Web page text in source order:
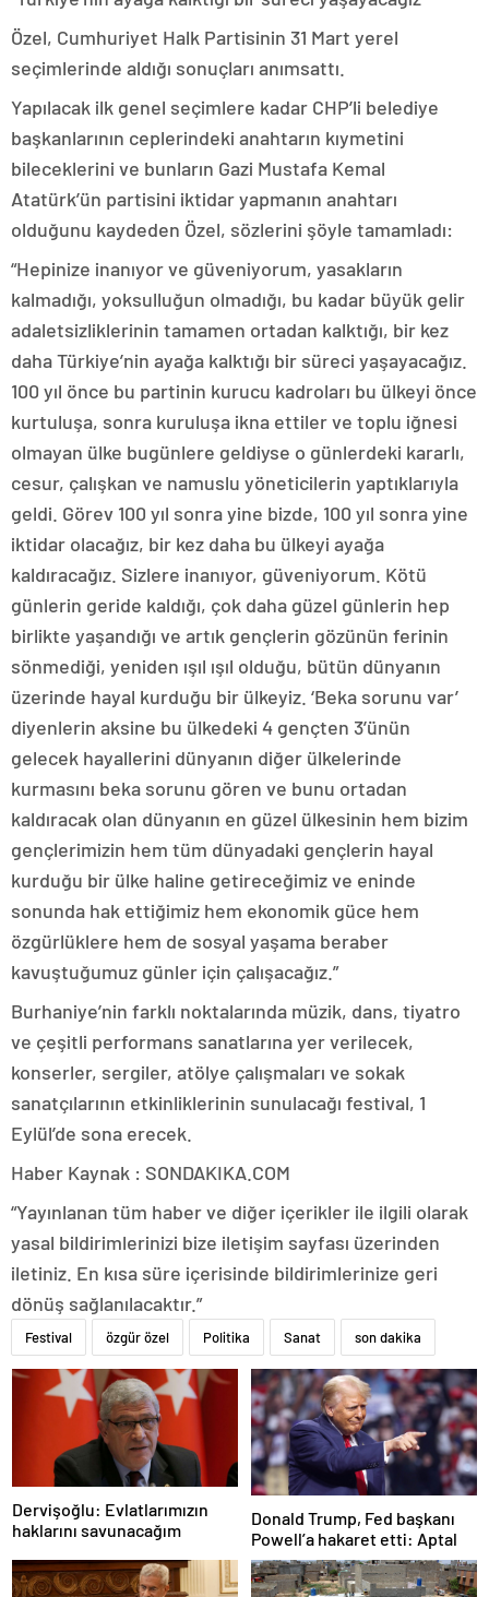
Özel, Cumhuriyet Halk Partisinin 31 Mart yerel
seçimlerinde aldığı sonuçları anımsattı.
Yapılacak ilk genel seçimlere kadar CHP’li belediye
başkanlarının ceplerindeki anahtarın kıymetini
bileceklerini ve bunların Gazi Mustafa Kemal
Atatürk’ün partisini iktidar yapmanın anahtarı
olduğunu kaydeden Özel, sözlerini şöyle tamamladı:
“Hepinize inanıyor ve güveniyorum, yasakların
kalmadığı, yoksulluğun olmadığı, bu kadar büyük gelir
adaletsizliklerinin tamamen ortadan kalktığı, bir kez
daha Türkiye’nin ayağa kalktığı bir süreci yaşayacağız.
100 yıl önce bu partinin kurucu kadroları bu ülkeyi önce
kurtuluşa, sonra kuruluşa ikna ettiler ve toplu iğnesi
olmayan ülke bugünlere geldiyse o günlerdeki kararlı,
cesur, çalışkan ve namuslu yöneticilerin yaptıklarıyla
geldi. Görev 100 yıl sonra yine bizde, 100 yıl sonra yine
iktidar olacağız, bir kez daha bu ülkeyi ayağa
kaldıracağız. Sizlere inanıyor, güveniyorum. Kötü
günlerin geride kaldığı, çok daha güzel günlerin hep
birlikte yaşandığı ve artık gençlerin gözünün ferinin
sönmediği, yeniden ışıl ışıl olduğu, bütün dünyanın
üzerinde hayal kurduğu bir ülkeyiz. ‘Beka sorunu var’
diyenlerin aksine bu ülkedeki 4 gençten 3’ünün
gelecek hayallerini dünyanın diğer ülkelerinde
kurmasını beka sorunu gören ve bunu ortadan
kaldıracak olan dünyanın en güzel ülkesinin hem bizim
gençlerimizin hem tüm dünyadaki gençlerin hayal
kurduğu bir ülke haline getireceğimiz ve eninde
sonunda hak ettiğimiz hem ekonomik güce hem
özgürlüklere hem de sosyal yaşama beraber
kavuştuğumuz günler için çalışacağız.”
Burhaniye’nin farklı noktalarında müzik, dans, tiyatro
ve çeşitli performans sanatlarına yer verilecek,
konserler, sergiler, atölye çalışmaları ve sokak
sanatçılarının etkinliklerinin sunulacağı festival, 1
Eylül’de sona erecek.
Haber Kaynak : SONDAKIKA.COM
“Yayınlanan tüm haber ve diğer içerikler ile ilgili olarak
yasal bildirimlerinizi bize iletişim sayfası üzerinden
iletiniz. En kısa süre içerisinde bildirimlerinize geri
dönüş sağlanılacaktır.”
Festival özgür özel Politika Sanat son dakika
Dervişoğlu: Evlatlarımızın
haklarını savunacağım
Donald Trump, Fed başkanı
Powell’a hakaret etti: Aptal